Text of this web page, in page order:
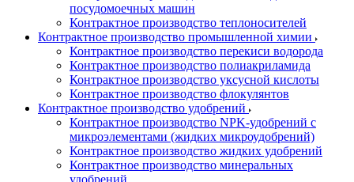
посудомоечных машин
Контрактное производство теплоносителей
Контрактное производство промышленной химии
Контрактное производство перекиси водорода
Контрактное производство полиакриламида
Контрактное производство уксусной кислоты
Контрактное производство флокулянтов
Контрактное производство удобрений
Контрактное производство NPK-удобрений с
микроэлементами (жидких микроудобрений)
Контрактное производство жидких удобрений
Контрактное производство минеральных
удобрений